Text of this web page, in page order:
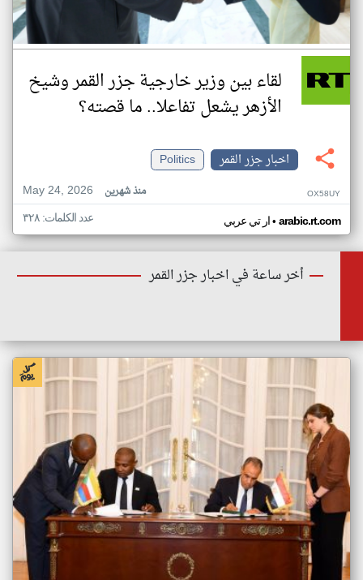
لقاء بين وزير خارجية جزر القمر وشيخ
الأزهر يشعل تفاعلا.. ما قصته؟
اخبار جزر القمر
Politics
May 24, 2026
منذ شهرين OX58UY
ار تي عربي• arabic.rt.com عدد الكلمات: ٣٢٨
أخر ساعة في اخبار جزر القمر